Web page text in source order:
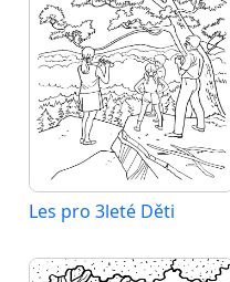
Les pro 3leté Děti